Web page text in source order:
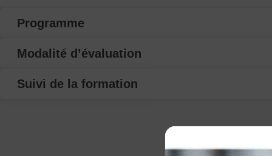
Programme
Modalité d’évaluation
Suivi de la formation